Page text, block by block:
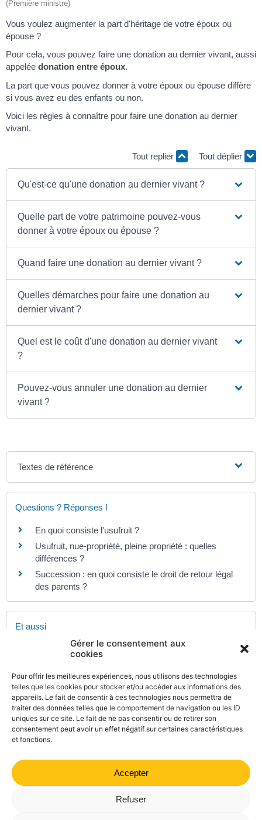
Gérer le consentement aux
cookies
Pour offrir les meilleures expériences, nous utilisons des technologies
telles que les cookies pour stocker et/ou accéder aux informations des
appareils. Le fait de consentir à ces technologies nous permettra de
traiter des données telles que le comportement de navigation ou les ID
uniques sur ce site. Le fait de ne pas consentir ou de retirer son
consentement peut avoir un effet négatif sur certaines caractéristiques
et fonctions.
Accepter
Refuser
(Première ministre)
Vous voulez augmenter la part d'héritage de votre époux ou
épouse ?
Pour cela, vous pouvez faire une donation au dernier vivant, aussi
appelée donation entre époux.
La part que vous pouvez donner à votre époux ou épouse diffère
si vous avez eu des enfants ou non.
Voici les règles à connaître pour faire une donation au dernier
vivant.
Tout replier Tout déplier
Qu'est-ce qu'une donation au dernier vivant ?
Quelle part de votre patrimoine pouvez-vous
donner à votre époux ou épouse ?
Quand faire une donation au dernier vivant ?
Quelles démarches pour faire une donation au
dernier vivant ?
Quel est le coût d'une donation au dernier vivant
?
Pouvez-vous annuler une donation au dernier
vivant ?
Textes de référence
Questions ? Réponses !
En quoi consiste l'usufruit ?
Usufruit, nue-propriété, pleine propriété : quelles
différences ?
Succession : en quoi consiste le droit de retour légal
des parents ?
Et aussi
Préparer sa succession : donation
Famille - Scolarité
Testament
Famille - Scolarité
Héritage : ordre et droits des héritiers
Famille - Scolarité
© Direction de l'information légale et administrative
comarquage developpé par